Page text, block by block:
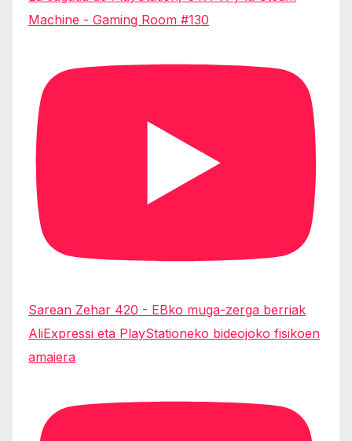
Machine - Gaming Room #130
Sarean Zehar 420 - EBko muga-zerga berriak
AliExpressi eta PlayStationeko bideojoko fisikoen
amaiera